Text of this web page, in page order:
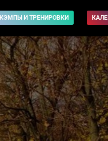
КЭМПЫ И ТРЕНИРОВКИ